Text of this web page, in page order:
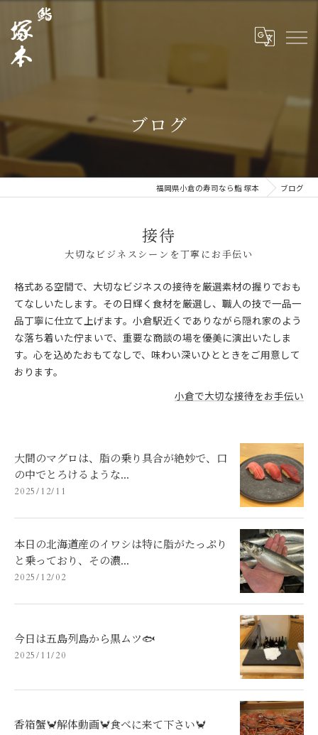
ブログ
福岡県小倉の寿司なら鮨 塚本 ブログ
接待
大切なビジネスシーンを丁寧にお手伝い
格式ある空間で、大切なビジネスの接待を厳選素材の握りでおも
てなしいたします。その日輝く食材を厳選し、職人の技で一品一
品丁寧に仕立て上げます。小倉駅近くでありながら隠れ家のよう
な落ち着いた佇まいで、重要な商談の場を優美に演出いたしま
す。心を込めたおもてなしで、味わい深いひとときをご用意して
おります。
小倉で大切な接待をお手伝い
大間のマグロは、脂の乗り具合が絶妙で、口
の中でとろけるような...
2025/12/11
本日の北海道産のイワシは特に脂がたっぷり
と乗っており、その濃...
2025/12/02
今日は五島列島から黒ムツ🐟
2025/11/20
香箱蟹🦀解体動画🦀食べに来て下さい🦀